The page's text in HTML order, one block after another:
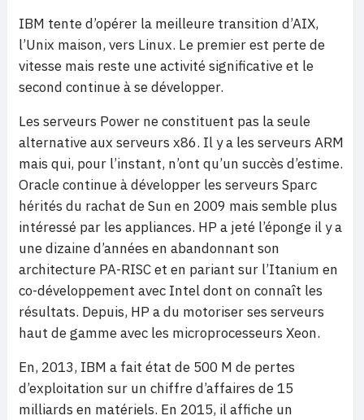
IBM tente d’opérer la meilleure transition d’AIX,
l’Unix maison, vers Linux. Le premier est perte de
vitesse mais reste une activité significative et le
second continue à se développer.
Les serveurs Power ne constituent pas la seule
alternative aux serveurs x86. Il y a les serveurs ARM
mais qui, pour l’instant, n’ont qu’un succès d’estime.
Oracle continue à développer les serveurs Sparc
hérités du rachat de Sun en 2009 mais semble plus
intéressé par les appliances. HP a jeté l’éponge il y a
une dizaine d’années en abandonnant son
architecture PA-RISC et en pariant sur l’Itanium en
co-développement avec Intel dont on connaît les
résultats. Depuis, HP a du motoriser ses serveurs
haut de gamme avec les microprocesseurs Xeon.
En, 2013, IBM a fait état de 500 M de pertes
d’exploitation sur un chiffre d’affaires de 15
milliards en matériels. En 2015, il affiche un